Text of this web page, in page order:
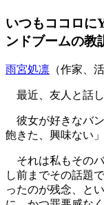
いつもココロ
ンドブームの教
雨宮処凛 （作家、
最近、友人と話し
彼女が好きなバ
飽きた、興味ない
それは私もその
し前までその話題
ったのが残念、と